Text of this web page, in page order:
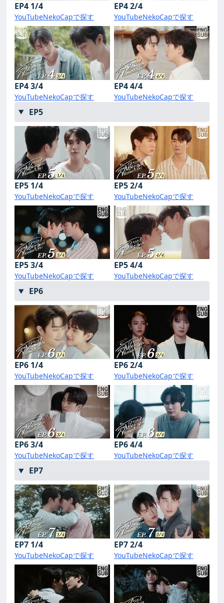
EP4 1/4
YouTubeNekoCapで探す
EP4 2/4
YouTubeNekoCapで探す
EP4 3/4
YouTubeNekoCapで探す
EP4 4/4
YouTubeNekoCapで探す
EP5
EP5 1/4
YouTubeNekoCapで探す
EP5 2/4
YouTubeNekoCapで探す
EP5 3/4
YouTubeNekoCapで探す
EP5 4/4
YouTubeNekoCapで探す
EP6
EP6 1/4
YouTubeNekoCapで探す
EP6 2/4
YouTubeNekoCapで探す
EP6 3/4
YouTubeNekoCapで探す
EP6 4/4
YouTubeNekoCapで探す
EP7
EP7 1/4
YouTubeNekoCapで探す
EP7 2/4
YouTubeNekoCapで探す